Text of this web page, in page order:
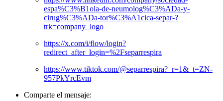
espa%C3%B1ola-de-neumolog%C3%ADa-y-
cirug%C3%ADa-tor%C3%A1cica-separ-?
trk=company_logo
https://x.com/i/flow/login?
redirect_after_login=%2Fseparrespira
https://www.tiktok.com/@separrespira?_r=1&_t=ZN-
957PkYrcEvm
Comparte el mensaje: